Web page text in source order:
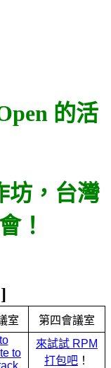
的活
坊，台灣
！
室 第四會議室
to
來試試 RPM
打包吧 ！